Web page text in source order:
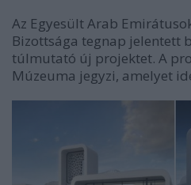
Az Egyesült Arab
Bizottsága tegnap jelentett
túlmutató új projektet. A
Múzeuma jegyzi, amelyet